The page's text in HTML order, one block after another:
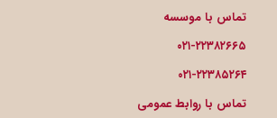
تماس با موسسه
۰۲۱-۲۲۳۸۲۶۶۵
۰۲۱-۲۲۳۸۵۲۶۴
تماس با روابط عمومی